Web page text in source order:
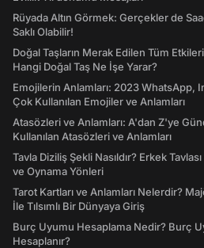
Rüyada Altın Görmek: Gerçekler de
Saklı Olabilir!
Doğal Taşların Merak Edilen Tüm
Hangi Doğal Taş Ne İşe Yarar?
Emojilerin Anlamları: 2023 WhatsApp,
Çok Kullanılan Emojiler ve Anlamları
Atasözleri ve Anlamları: A'dan Z'ye
Kullanılan Atasözleri ve Anlamları
Tavla Diziliş Şekli Nasıldır? Erkek
ve Oynama Yönleri
Tarot Kartları ve Anlamları Nelerdir?
İle Tılsımlı Bir Dünyaya Giriş
Burç Uyumu Hesaplama Nedir? Burç
Hesaplanır?